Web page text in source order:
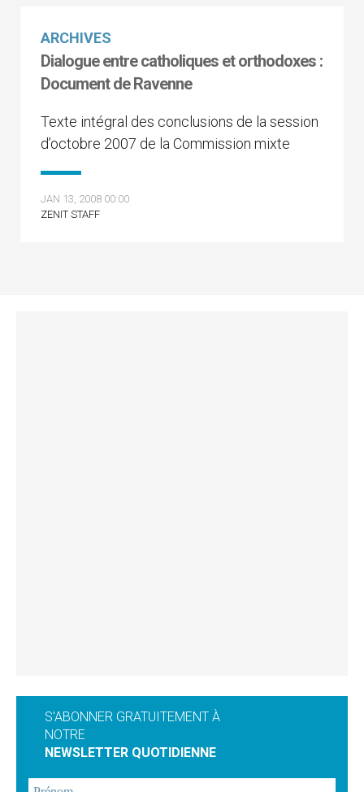
ARCHIVES
Dialogue entre catholiques et orthodoxes :
Document de Ravenne
Texte intégral des conclusions de la session
d’octobre 2007 de la Commission mixte
JAN 13, 2008 00:00
ZENIT STAFF
S'ABONNER GRATUITEMENT À
NOTRE
NEWSLETTER QUOTIDIENNE